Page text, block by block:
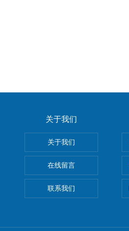
关于我们
关于我们
在线留言
联系我们